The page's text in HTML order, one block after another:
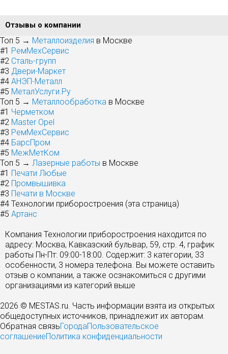
Отзывы о компании
Топ 5 → Металлоизделия в Москве
#1 РемМехСервис
#2 Сталь-групп
#3 Двери-Маркет
#4 АНЭП-Металл
#5 МеталУслуги.Ру
Топ 5 → Металлообработка в Москве
#1 Черметком
#2 Master Opel
#3 РемМехСервис
#4 БарсПром
#5 МежМетКом
Топ 5 → Лазерные работы в Москве
#1 Печати Любые
#2 Промвышивка
#3 Печати в Москве
#4 Технологии приборостроения (эта страница)
#5 Артанс
Компания Технологии приборостроения находится по
адресу: Москва, Кавказский бульвар, 59, стр. 4, график
работы Пн-Пт: 09:00-18:00. Содержит: 3 категории, 33
особенности, 3 номера телефона. Вы можете оставить
отзыв о компании, а также осзнакомиться с другими
организациями из категорий выше
2026 © MESTAS.ru. Часть информации взята из открытых
общедоступных источников, принадлежит их авторам.
Обратная связьГородаПользовательское
соглашениеПолитика конфиденциальности